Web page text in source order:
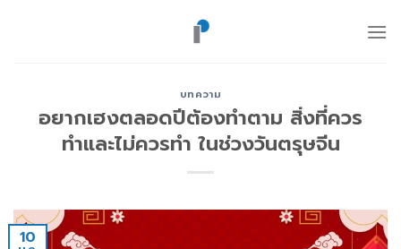
บทความ
อยากเฮงตลอดปีต้องทำตาม สิ่งที่ควร
ทำและไม่ควรทำ ในช่วงวันตรุษจีน
10